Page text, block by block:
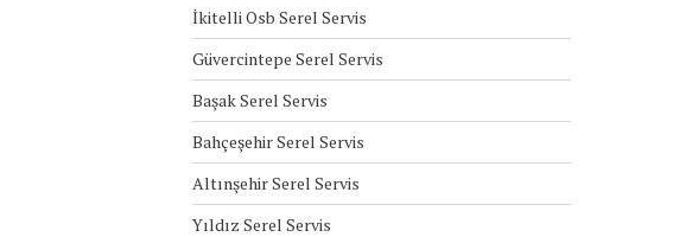
İkitelli Osb Serel Servis
Güvercintepe Serel Servis
Başak Serel Servis
Bahçeşehir Serel Servis
Altınşehir Serel Servis
Yıldız Serel Servis